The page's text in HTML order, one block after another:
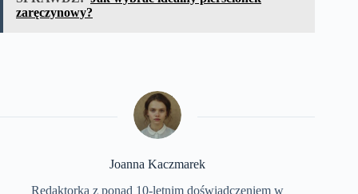
zaręczynowy?
Joanna Kaczmarek
Redaktorka z ponad 10-letnim doświadczeniem w